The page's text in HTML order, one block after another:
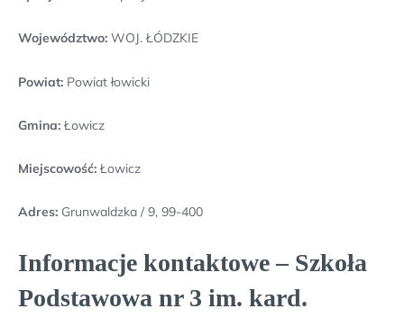
Województwo: WOJ. ŁÓDZKIE
Powiat: Powiat łowicki
Gmina: Łowicz
Miejscowość: Łowicz
Adres: Grunwaldzka / 9, 99-400
Informacje kontaktowe – Szkoła
Podstawowa nr 3 im. kard.